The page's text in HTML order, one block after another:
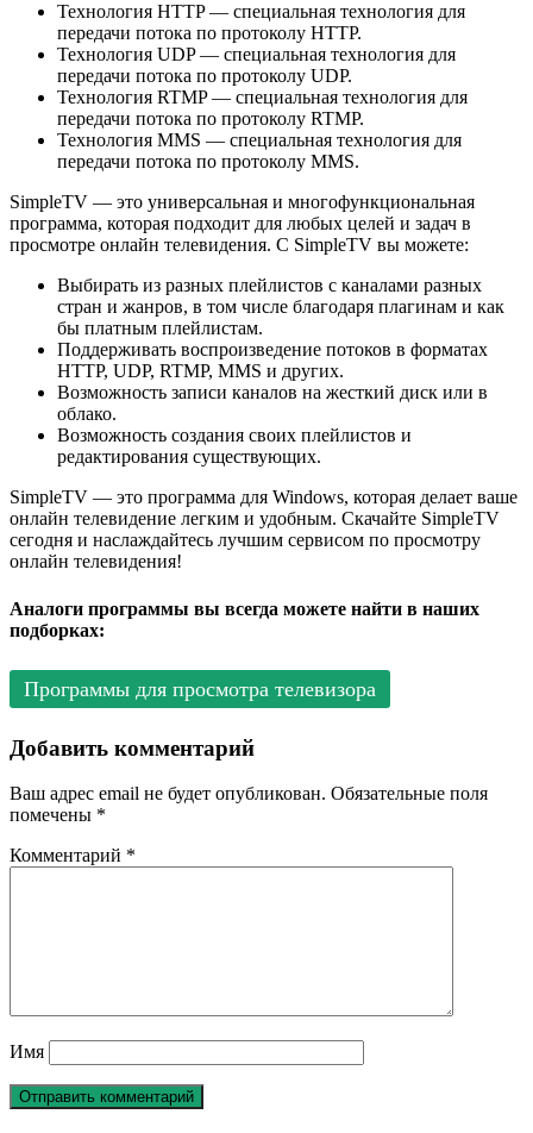
Технология HTTP — специальная технология для
передачи потока по протоколу HTTP.
Технология UDP — специальная технология для
передачи потока по протоколу UDP.
Технология RTMP — специальная технология для
передачи потока по протоколу RTMP.
Технология MMS — специальная технология для
передачи потока по протоколу MMS.
SimpleTV — это универсальная и многофункциональная
программа, которая подходит для любых целей и задач в
просмотре онлайн телевидения. С SimpleTV вы можете:
Выбирать из разных плейлистов с каналами разных
стран и жанров, в том числе благодаря плагинам и как
бы платным плейлистам.
Поддерживать воспроизведение потоков в форматах
HTTP, UDP, RTMP, MMS и других.
Возможность записи каналов на жесткий диск или в
облако.
Возможность создания своих плейлистов и
редактирования существующих.
SimpleTV — это программа для Windows, которая делает ваше
онлайн телевидение легким и удобным. Скачайте SimpleTV
сегодня и наслаждайтесь лучшим сервисом по просмотру
онлайн телевидения!
Аналоги программы вы всегда можете найти в наших
подборках:
Программы для просмотра телевизора
Добавить комментарий
Ваш адрес email не будет опубликован. Обязательные поля
помечены *
Комментарий *
Имя